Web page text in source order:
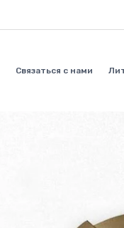
Связаться с нами